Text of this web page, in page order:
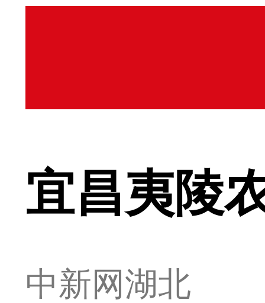
宜昌夷陵
中新网湖北